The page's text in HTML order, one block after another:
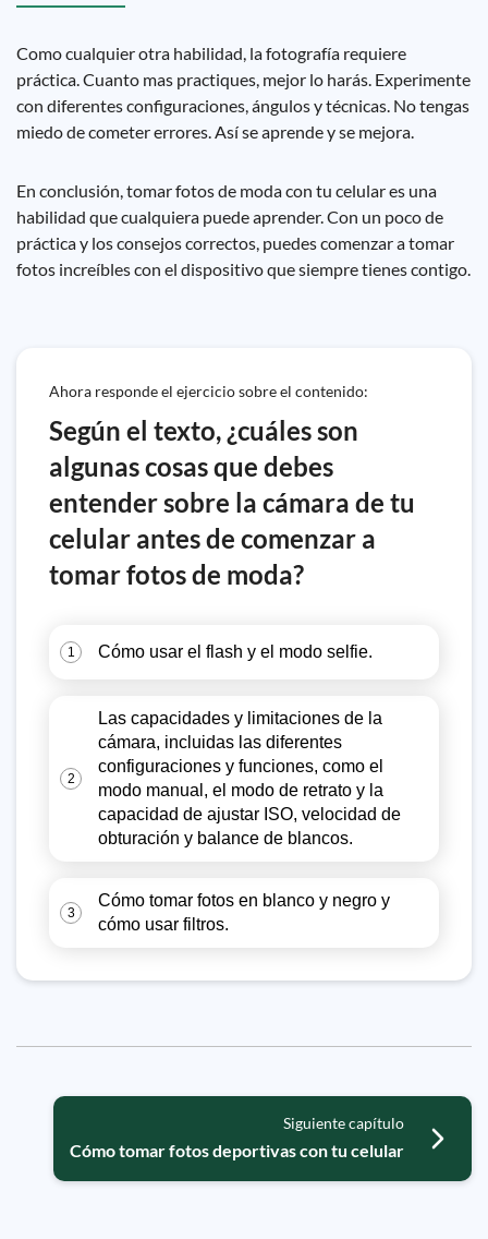
Como cualquier otra habilidad, la fotografía requiere
práctica. Cuanto mas practiques, mejor lo harás. Experimente
con diferentes configuraciones, ángulos y técnicas. No tengas
miedo de cometer errores. Así se aprende y se mejora.
En conclusión, tomar fotos de moda con tu celular es una
habilidad que cualquiera puede aprender. Con un poco de
práctica y los consejos correctos, puedes comenzar a tomar
fotos increíbles con el dispositivo que siempre tienes contigo.
Ahora responde el ejercicio sobre el contenido:
Según el texto, ¿cuáles son
algunas cosas que debes
entender sobre la cámara de tu
celular antes de comenzar a
tomar fotos de moda?
1 Cómo usar el flash y el modo selfie.
2
Las capacidades y limitaciones de la
cámara, incluidas las diferentes
configuraciones y funciones, como el
modo manual, el modo de retrato y la
capacidad de ajustar ISO, velocidad de
obturación y balance de blancos.
3
Cómo tomar fotos en blanco y negro y
cómo usar filtros.
Siguiente capítulo
Cómo tomar fotos deportivas con tu celular